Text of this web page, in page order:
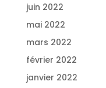
juin 2022
mai 2022
mars 2022
février 2022
janvier 2022